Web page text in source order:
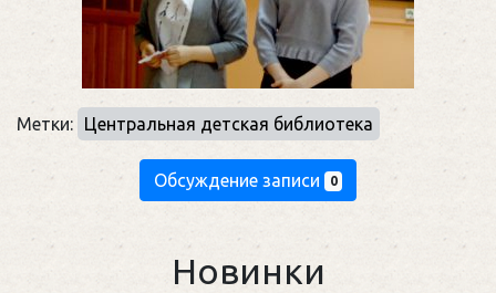
Метки: Центральная детская библиотека
Обсуждение записи 0
Новинки